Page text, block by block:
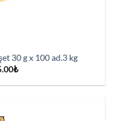
30 g x 100 ad.3 kg
₺Şu
fiyat: